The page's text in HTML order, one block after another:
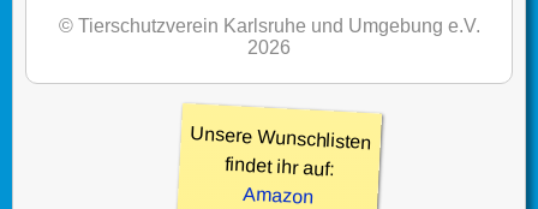
© Tierschutzverein Karlsruhe und Umgebung e.V.
2026
Unsere Wunschlisten
findet ihr auf:
Amazon